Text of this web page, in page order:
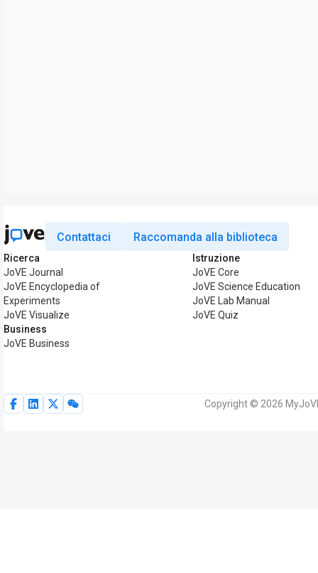
Contattaci Raccomanda alla biblioteca
Ricerca
JoVE Journal
JoVE Encyclopedia of
Experiments
JoVE Visualize
Business
JoVE Business
Istruzione
JoVE Core
JoVE Science Education
JoVE Lab Manual
JoVE Quiz
Copyright © 2026